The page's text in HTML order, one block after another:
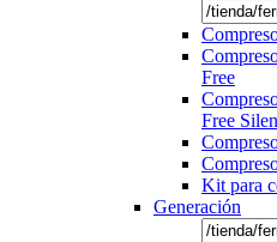
Free
Free
Kit para
Generación